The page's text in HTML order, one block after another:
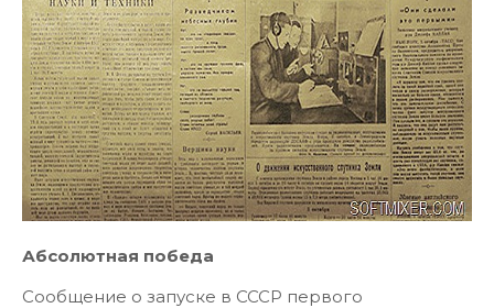
Абсолютная победа
Сообщение о запуске в СССР первого